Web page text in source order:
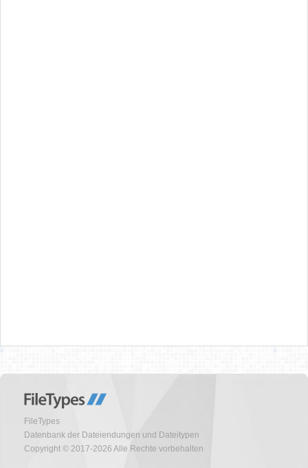
FileTypes
Datenbank der Dateiendungen und Dateitypen
Copyright © 2017-2026 Alle Rechte vorbehalten